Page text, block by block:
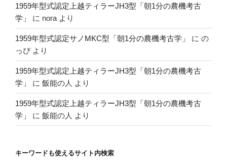
1959年型式認定上越ティラーJH3型「朝1分の農機考古
学」
に nora より
1959年型式認定サノMKC型「朝1分の農機考古学」 に の
っぴより
1959年型式認定上越ティラーJH3型「朝1分の農機考古
学」
に 飯能の人 より
1959年型式認定上越ティラーJH3型「朝1分の農機考古
学」
に 飯能の人 より
キーワードも使えるサイト内検索